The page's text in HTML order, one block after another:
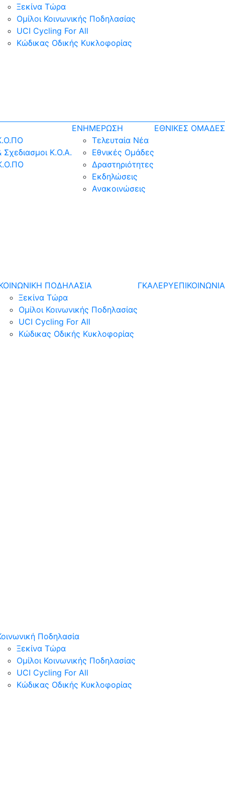
Ξεκίνα Τώρα
Ομίλοι Κοινωνικής Ποδηλασίας
UCI Cycling For All
Κώδικας Οδικής Κυκλοφορίας
Σχεδιασμοι Κ.Ο.Α.
ΕΝΗΜΕΡΩΣΗ
Τελευταία Νέα
Εθνικές Ομάδες
Δραστηριότητες
Εκδηλώσεις
Ανακοινώσεις
ΕΘΝΙΚΕΣ ΟΜΑΔΕΣ
ΠΟΔΗΛΑΣΙΑ
Ξεκίνα Τώρα
Ομίλοι Κοινωνικής Ποδηλασίας
UCI Cycling For All
Κώδικας Οδικής Κυκλοφορίας
ΓΚΑΛΕΡΥΕΠΙΚΟΙΝΩΝΙΑ
Ποδηλασία
Ξεκίνα Τώρα
Ομίλοι Κοινωνικής Ποδηλασίας
UCI Cycling For All
Κώδικας Οδικής Κυκλοφορίας